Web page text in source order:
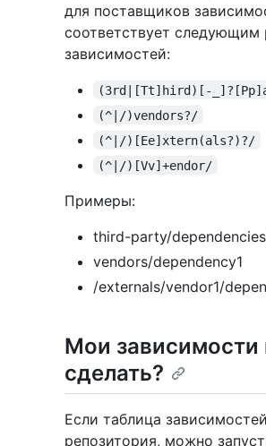
для поставщиков
соответствует следующим
зависимостей:
(3rd|[Tt]hird)[-
(^|/)vendors?/
(^|/)[Ee]xtern(als?)?/
(^|/)[Vv]+endor/
Примеры:
third-party/
vendors/dependency1
/externals/vendor1/
Мои зависимости
сделать?
Если таблица
репозитория, можно